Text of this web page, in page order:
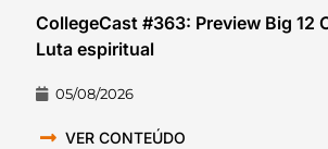
CollegeCast #363: Preview Big 12
Luta espiritual
05/08/2026
VER CONTEÚDO